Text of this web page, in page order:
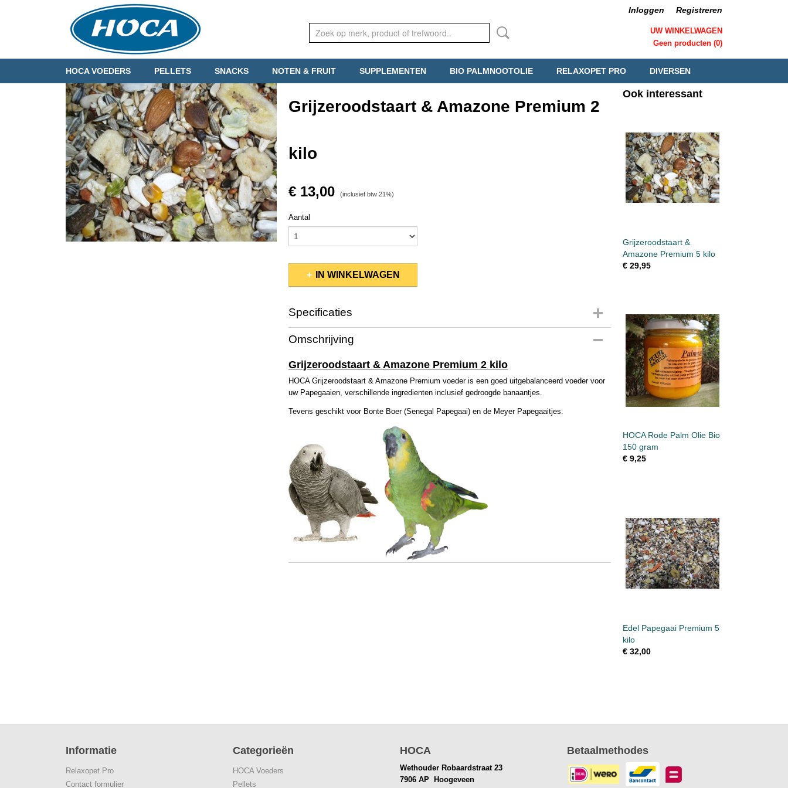
Inloggen Registreren
UW WINKELWAGEN
Geen producten (0)
HOCA VOEDERS PELLETS SNACKS NOTEN & FRUIT SUPPLEMENTEN BIO PALMNOOTOLIE RELAXOPET PRO DIVERSEN
Grijzeroodstaart & Amazone Premium 2
kilo
€ 13,00 (inclusief btw 21%)
Aantal
IN WINKELWAGEN
Specificaties
Bruto gewicht
Omschrijving
Grijzeroodstaart & Amazone Premium 2 kilo
HOCA Grijzeroodstaart & Amazone Premium voeder is een goed uitgebalanceerd voeder voor
uw Papegaaien, verschillende ingredienten inclusief gedroogde banaantjes.
Tevens geschikt voor Bonte Boer (Senegal Papegaai) en de Meyer Papegaaitjes.
Ook interessant
Grijzeroodstaart &
Amazone Premium 5 kilo
€ 29,95
HOCA Rode Palm Olie Bio
150 gram
€ 9,25
Edel Papegaai Premium 5
kilo
€ 32,00
Informatie
Relaxopet Pro
Contact formulier
Categorieën
HOCA Voeders
Pellets
HOCA
Wethouder Robaardstraat 23
7906 AP Hoogeveen
Betaalmethodes